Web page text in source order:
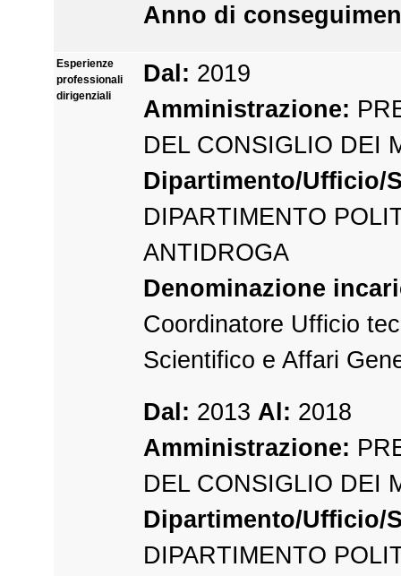
Anno di
Esperienze
professionali
dirigenziali
Dal: 2019
Amministrazione:
DEL CONSIGLIO DEI
Dipartimento/Ufficio/
DIPARTIMENTO
ANTIDROGA
Denominazione
Coordinatore Ufficio
Scientifico e Affari
Dal: 2013 Al: 2018
Amministrazione:
DEL CONSIGLIO DEI
Dipartimento/Ufficio/
DIPARTIMENTO